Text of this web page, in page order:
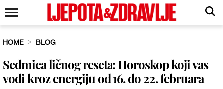
HOME BLOG
Sedmica ličnog reseta: Horoskop koji vas
vodi kroz energiju od 16. do 22. februara